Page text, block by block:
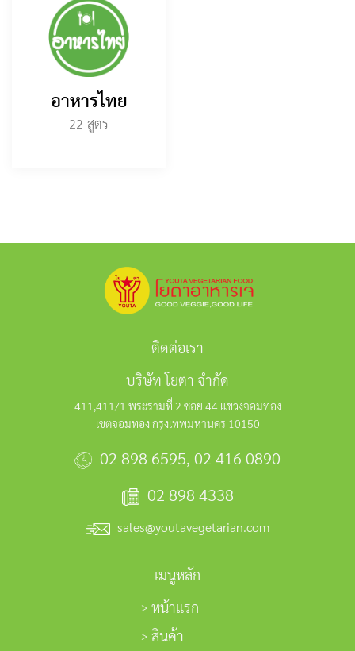
อาหารไทย
22
ติดต่อเรา
บริษัท โยตา จำกัด
411,411/1 พระรามที่ 2 ซอย 44 แขวงจอมทอง
เขตจอมทอง กรุงเทพมหานคร 10150
02 898 6595, 02 416 0890
02 898 4338
sales@youtavegetarian.com
เมนูหลัก
หน้าแรก
สินค้า